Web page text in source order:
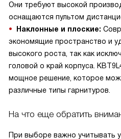
Они требуют высокой
оснащаются пультом
Наклонные и плоские:
экономящие пространство и
высокого роста, так как
головой о край корпуса.
мощное решение, которое
различные типы гарнитуров.
На что еще обратить
При выборе важно учитывать